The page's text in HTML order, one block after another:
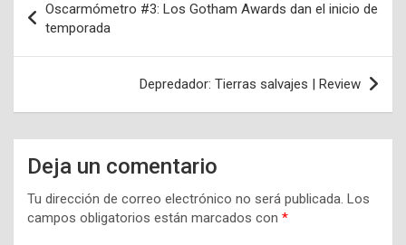
de
entradas
Oscarmómetro #3: Los Gotham Awards dan el inicio de
temporada
Depredador: Tierras salvajes | Review
Deja un comentario
Tu dirección de correo electrónico no será publicada. Los
campos obligatorios están marcados con *